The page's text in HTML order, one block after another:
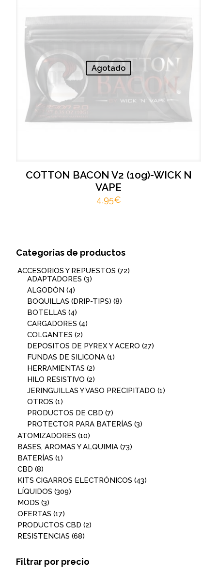
Agotado
COTTON BACON V2 (10g)-WICK N
VAPE
4,95€
Categorías de productos
ACCESORIOS Y REPUESTOS (72)
ADAPTADORES (3)
ALGODÓN (4)
BOQUILLAS (DRIP-TIPS) (8)
BOTELLAS (4)
CARGADORES (4)
COLGANTES (2)
DEPOSITOS DE PYREX Y ACERO (27)
FUNDAS DE SILICONA (1)
HERRAMIENTAS (2)
HILO RESISTIVO (2)
JERINGUILLAS Y VASO PRECIPITADO (1)
OTROS (1)
PRODUCTOS DE CBD (7)
PROTECTOR PARA BATERÍAS (3)
ATOMIZADORES (10)
BASES, AROMAS Y ALQUIMIA (73)
BATERÍAS (1)
CBD (8)
KITS CIGARROS ELECTRÓNICOS (43)
LÍQUIDOS (309)
MODS (3)
OFERTAS (17)
PRODUCTOS CBD (2)
RESISTENCIAS (68)
Filtrar por precio